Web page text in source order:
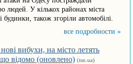
людей. У кількох районах міста
також згоріли автомобілі.
все подробности »
вибухи, на місто летять
відомо (оновлено) (tsn.ua)